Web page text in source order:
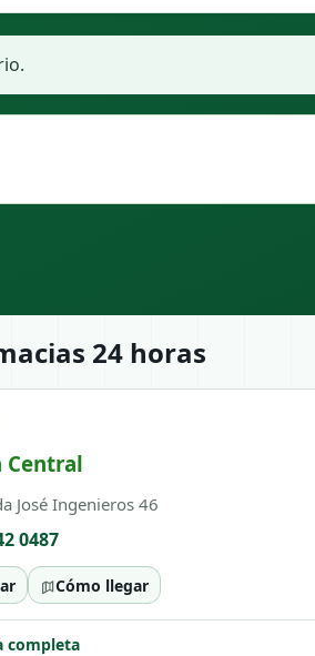
24 horas
Central
José Ingenieros 46
0487
Cómo llegar
completa